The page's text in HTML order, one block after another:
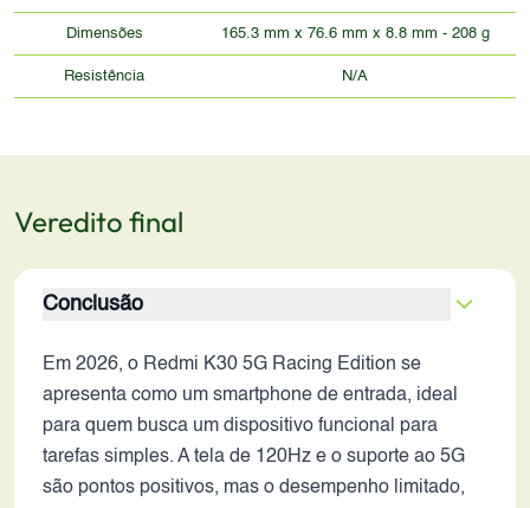
Dimensões 165.3 mm x 76.6 mm x 8.8 mm - 208 g
Resistência N/A
Veredito final
Conclusão
Em 2026, o Redmi K30 5G Racing Edition se
apresenta como um smartphone de entrada, ideal
para quem busca um dispositivo funcional para
tarefas simples. A tela de 120Hz e o suporte ao 5G
são pontos positivos, mas o desempenho limitado,